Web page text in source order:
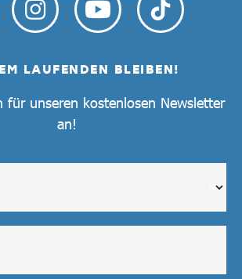
LAUFENDEN BLEIBEN!
für unseren kostenlosen Newsletter
an!